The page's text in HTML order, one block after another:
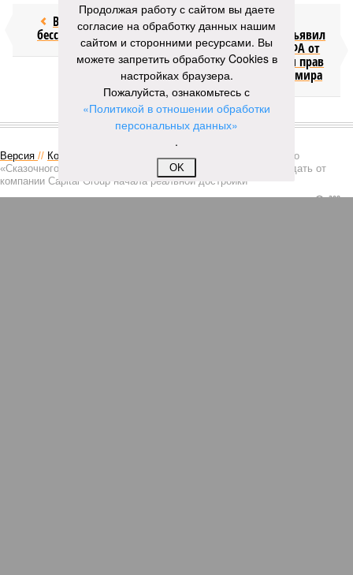
Возраст
бессмертия
Инфантино
отступил и объявил
об отказе ФИФА от
продажи доли прав
на чемпионат мира
КОММЕНТАРИИ 1
Версия // Конфликт
В нескольких станциях от уже сданного
«Сказочного леса» пайщики ЖК «Станция Л» продолжают ждать от
компании Capital Group начала реальной достройки
208
Продолжая работу с сайтом вы даете
согласие на обработку данных нашим
сайтом и сторонними ресурсами. Вы
можете запретить обработку Cookies в
настройках браузера.
Пожалуйста, ознакомьтесь с
«Политикой в отношении обработки
персональных данных»
.
OK